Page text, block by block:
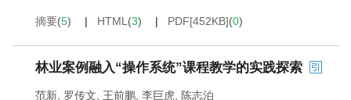
摘要(5) HTML (3) PDF[452KB](0)
林业案例融入“操作系统”课程教学的实践探索
范新 罗传文 王前鹏 李巨虎
陈志泊